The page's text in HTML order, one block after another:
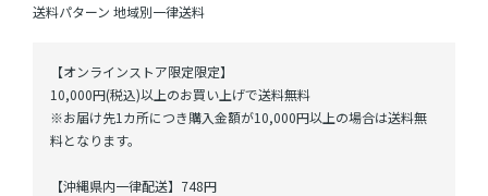
送料パターン 地域別一律送料
【オンラインストア限定限定】
10,000円(税込)以上のお買い上げで送料無料
※お届け先1カ所につき購入金額が10,000円以上の場合は送料無
料となります。
【沖縄県内一律配送】748円